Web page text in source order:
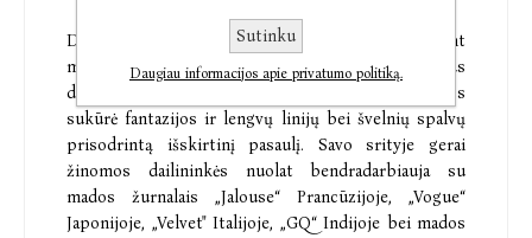
Dailininkės Claire Laude ir Aurélie Castex jau dešimt
metų dirba kartu – nuo tada, kai susitiko Paryžiaus
dekoratyvinio meno mokykloje. Savo piešiniais jos
sukūrė fantazijos ir lengvų linijų bei švelnių spalvų
prisodrintą išskirtinį pasaulį. Savo srityje gerai
žinomos dailininkės nuolat bendradarbiauja su
mados žurnalais „Jalouse“ Prancūzijoje, „Vogue“
Japonijoje, „Velvet" Italijoje, „GQ“ Indijoje bei mados
Sutinku
Daugiau informacijos apie privatumo politiką.